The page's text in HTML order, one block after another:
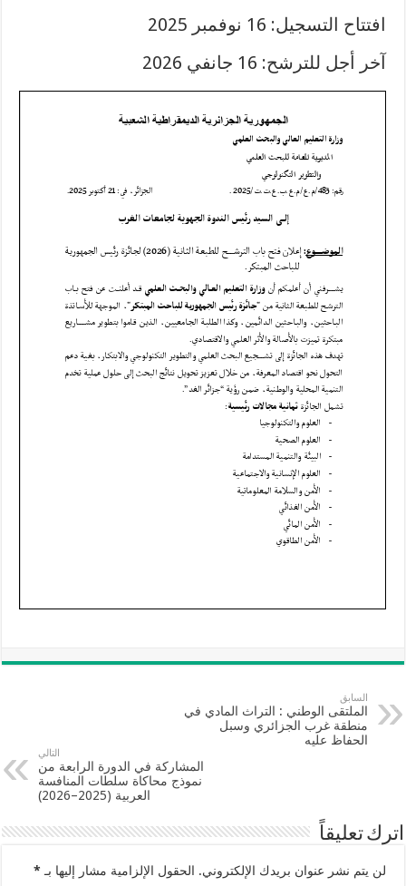
افتتاح التسجيل: 16 نوفمبر 2025
آخر أجل للترشح: 16 جانفي 2026
السابق
الملتقى الوطني : التراث المادي في
منطقة غرب الجزائري وسبل
الحفاظ عليه
التالي
المشاركة في الدورة الرابعة من
نموذج محاكاة سلطات المنافسة
العربية (2025–2026)
اترك تعليقاً
لن يتم نشر عنوان بريدك الإلكتروني. الحقول الإلزامية مشار إليها بـ *